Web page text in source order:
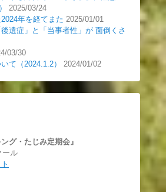
2025/03/24
年を経てまた 2025/01/01
遺症」と「当事者性」が 面倒くさ
03/30
て（2024.1.2）
2024/01/02
グ・たじみ定期会』
ール